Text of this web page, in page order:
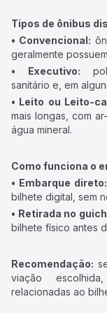
Tipos de ônibus
• Convencional:
geralmente
• Executivo:
sanitário e, em
• Leito ou Leito-
mais longas, com
água mineral.
Como funciona o
• Embarque direto:
bilhete digital, sem
• Retirada no
bilhete físico antes
Recomendação:
viação
relacionadas ao